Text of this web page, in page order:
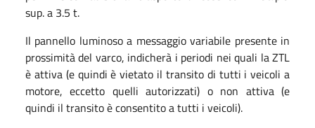
sup. a 3.5 t.
Il pannello luminoso a messaggio variabile presente in
prossimità del varco, indicherà i periodi nei quali la ZTL
è attiva (e quindi è vietato il transito di tutti i veicoli a
motore, eccetto quelli autorizzati) o non attiva (e
quindi il transito è consentito a tutti i veicoli).